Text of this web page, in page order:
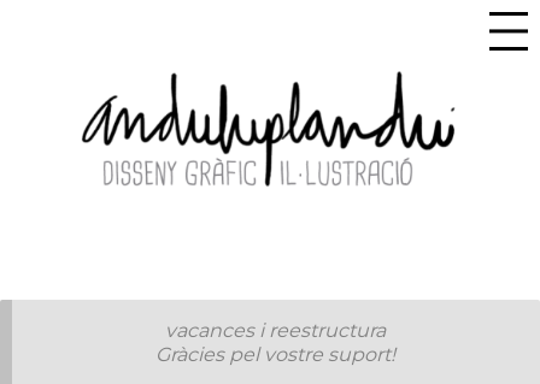
vacances i reestructura
Gràcies pel vostre suport!